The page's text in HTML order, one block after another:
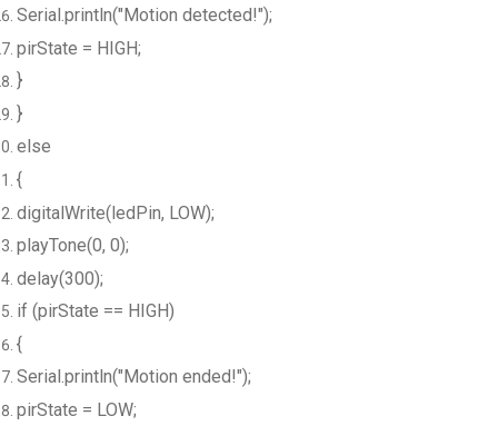
Serial.println("Motion detected!");
pirState = HIGH;
}
}
else
{
digitalWrite(ledPin, LOW);
playTone(0, 0);
delay(300);
if (pirState == HIGH)
{
Serial.println("Motion ended!");
pirState = LOW;